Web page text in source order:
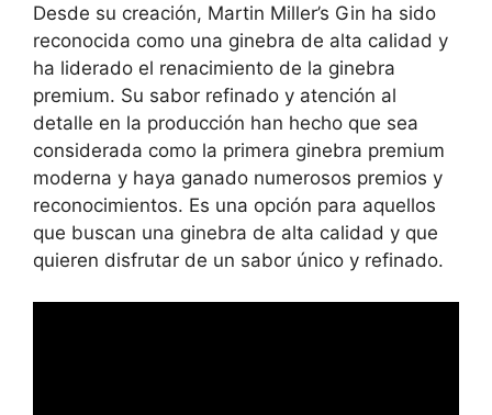
Desde su creación, Martin Miller’s Gin ha sido
reconocida como una ginebra de alta calidad y
ha liderado el renacimiento de la ginebra
premium. Su sabor refinado y atención al
detalle en la producción han hecho que sea
considerada como la primera ginebra premium
moderna y haya ganado numerosos premios y
reconocimientos. Es una opción para aquellos
que buscan una ginebra de alta calidad y que
quieren disfrutar de un sabor único y refinado.